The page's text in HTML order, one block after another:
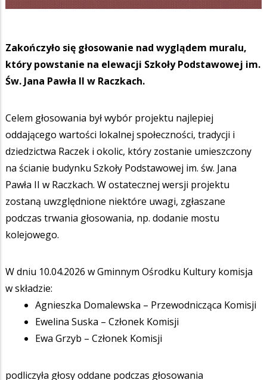
Zakończyło się głosowanie nad wyglądem muralu,
który powstanie na elewacji Szkoły Podstawowej im.
Św. Jana Pawła II w Raczkach.
Celem głosowania był wybór projektu najlepiej
oddającego wartości lokalnej społeczności, tradycji i
dziedzictwa Raczek i okolic, który zostanie umieszczony
na ścianie budynku Szkoły Podstawowej im. św. Jana
Pawła II w Raczkach. W ostatecznej wersji projektu
zostaną uwzględnione niektóre uwagi, zgłaszane
podczas trwania głosowania, np. dodanie mostu
kolejowego.
W dniu 10.04.2026 w Gminnym Ośrodku Kultury komisja
w składzie:
Agnieszka Domalewska – Przewodnicząca Komisji
Ewelina Suska – Członek Komisji
Ewa Grzyb – Członek Komisji
podliczyła głosy oddane podczas głosowania